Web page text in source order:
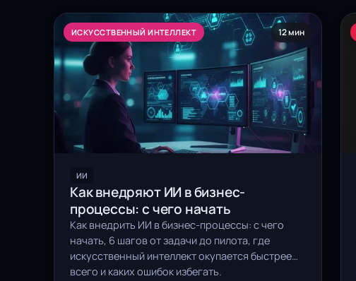
ИСКУССТВЕННЫЙ ИНТЕЛЛЕКТ 12 мин
ИИ
Как внедряют ИИ в бизнес-
процессы: с чего начать
Как внедрить ИИ в бизнес-процессы: с чего
начать, 6 шагов от задачи до пилота, где
искусственный интеллект окупается быстрее
всего и каких ошибок избегать.